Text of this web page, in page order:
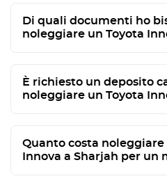
Di quali documenti ho
noleggiare un Toyota
È richiesto un deposito
noleggiare un Toyota
Quanto costa noleggiare
Innova a Sharjah per un